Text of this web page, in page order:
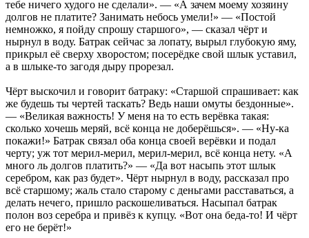
тебе ничего худого не сделали». — «А зачем моему хозяину
долгов не платите? Занимать небось умели!» — «Постой
немножко, я пойду спрошу старшого», — сказал чёрт и
нырнул в воду. Батрак сейчас за лопату, вырыл глубокую яму,
прикрыл её сверху хворостом; посерёдке свой шлык уставил,
а в шлыке-то загодя дыру прорезал.
Чёрт выскочил и говорит батраку: «Старшой спрашивает: как
же будешь ты чертей таскать? Ведь наши омуты бездонные».
— «Великая важность! У меня на то есть верёвка такая:
сколько хочешь меряй, всё конца не доберёшься». — «Ну-ка
покажи!» Батрак связал оба конца своей верёвки и подал
черту; уж тот мерил-мерил, мерил-мерил, всё конца нету. «А
много ль долгов платить?» — «Да вот насыпь этот шлык
серебром, как раз будет». Чёрт нырнул в воду, рассказал про
всё старшому; жаль стало старому с деньгами расставаться, а
делать нечего, пришло раскошеливаться. Насыпал батрак
полон воз серебра и привёз к купцу. «Вот она беда-то! И чёрт
его не берёт!»